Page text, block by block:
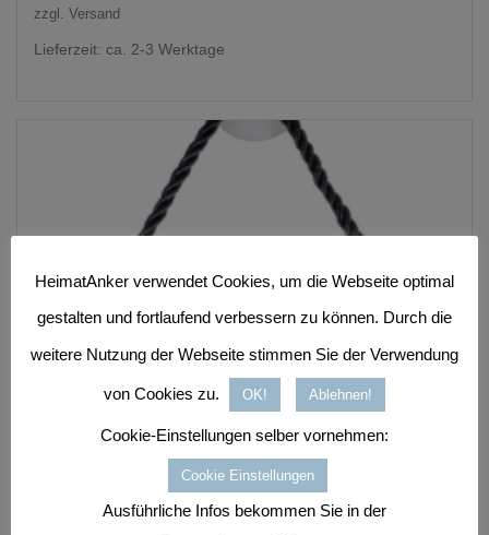
zzgl. Versand
Lieferzeit: ca. 2-3 Werktage
HeimatAnker verwendet Cookies, um die Webseite optimal
gestalten und fortlaufend verbessern zu können. Durch die
weitere Nutzung der Webseite stimmen Sie der Verwendung
von Cookies zu. OK! Ablehnen!
Cookie-Einstellungen selber vornehmen:
Cookie Einstellungen
Ausführliche Infos bekommen Sie in der